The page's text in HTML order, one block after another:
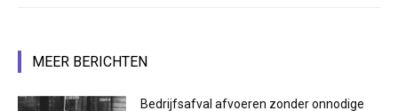
MEER BERICHTEN
Bedrijfsafval afvoeren zonder onnodige